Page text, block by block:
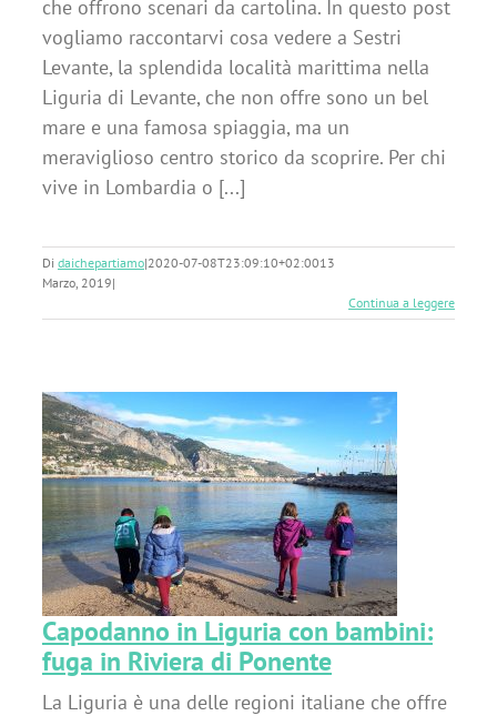
che offrono scenari da cartolina. In questo post
vogliamo raccontarvi cosa vedere a Sestri
Levante, la splendida località marittima nella
Liguria di Levante, che non offre sono un bel
mare e una famosa spiaggia, ma un
meraviglioso centro storico da scoprire. Per chi
vive in Lombardia o [...]
Di daichepartiamo|2020-07-08T23:09:10+02:0013
Marzo, 2019|
Continua a leggere
Capodanno in Liguria con bambini:
fuga in Riviera di Ponente
La Liguria è una delle regioni italiane che offre